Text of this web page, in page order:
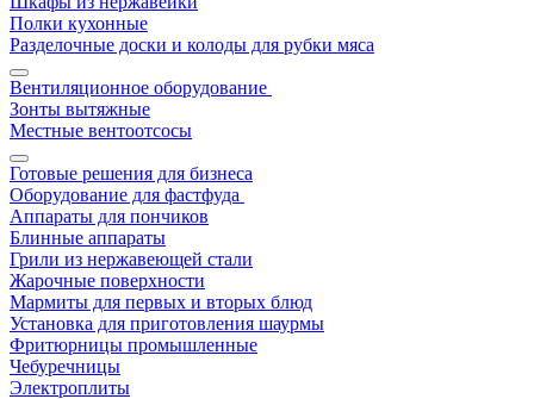
Полки кухонные
Разделочные доски и колоды для рубки мяса
Вентиляционное оборудование
Зонты вытяжные
Местные вентоотсосы
Готовые решения для бизнеса
Оборудование для фастфуда
Аппараты для пончиков
Блинные аппараты
Грили из нержавеющей стали
Жарочные поверхности
Мармиты для первых и вторых блюд
Установка для приготовления шаурмы
Фритюрницы промышленные
Чебуречницы
Электроплиты